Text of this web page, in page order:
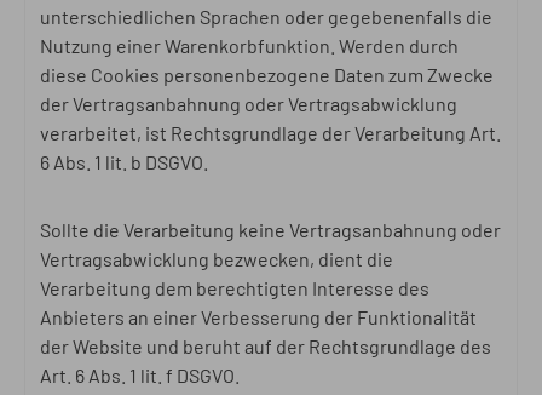
unterschiedlichen Sprachen oder gegebenenfalls die
Nutzung einer Warenkorbfunktion. Werden durch
diese Cookies personenbezogene Daten zum Zwecke
der Vertragsanbahnung oder Vertragsabwicklung
verarbeitet, ist Rechtsgrundlage der Verarbeitung Art.
6 Abs. 1 lit. b DSGVO.
Sollte die Verarbeitung keine Vertragsanbahnung oder
Vertragsabwicklung bezwecken, dient die
Verarbeitung dem berechtigten Interesse des
Anbieters an einer Verbesserung der Funktionalität
der Website und beruht auf der Rechtsgrundlage des
Art. 6 Abs. 1 lit. f DSGVO.